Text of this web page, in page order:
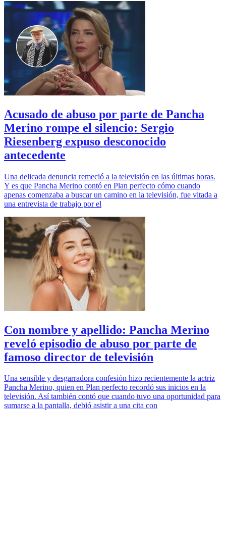
Acusado de abuso por parte de Pancha
Merino rompe el silencio: Sergio
Riesenberg expuso desconocido
antecedente
Una delicada denuncia remeció a la televisión en las últimas horas.
Y es que Pancha Merino contó en Plan perfecto cómo cuando
apenas comenzaba a buscar un camino en la televisión, fue vitada a
una entrevista de trabajo por el
Con nombre y apellido: Pancha Merino
reveló episodio de abuso por parte de
famoso director de televisión
Una sensible y desgarradora confesión hizo recientemente la actriz
Pancha Merino, quien en Plan perfecto recordó sus inicios en la
televisión. Así también contó que cuando tuvo una oportunidad para
sumarse a la pantalla, debió asistir a una cita con